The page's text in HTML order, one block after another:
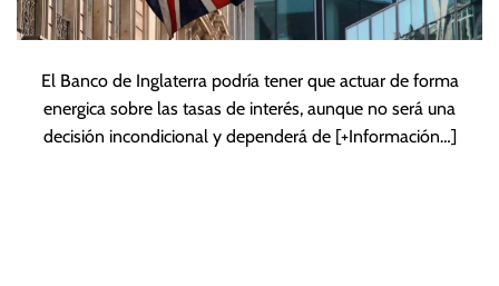
El Banco de Inglaterra podría tener que actuar de forma
energica sobre las tasas de interés, aunque no será una
decisión incondicional y dependerá de [+Información…]